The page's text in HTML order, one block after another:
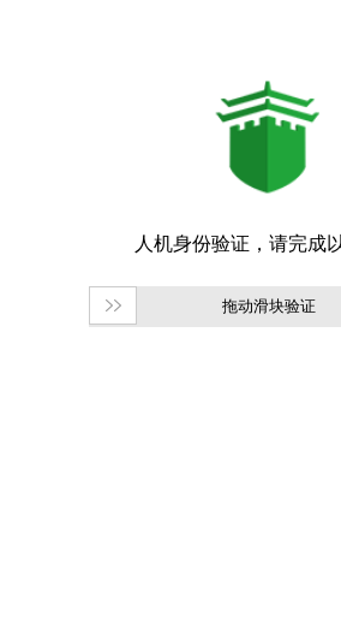
拖动滑块验证